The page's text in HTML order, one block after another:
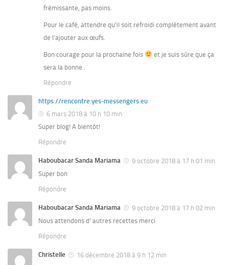
frémissante, pas moins.
Pour le café, attendre qu’il soit refroidi complètement avant
de l’ajouter aux œufs.
Bon courage pour la prochaine fois
et je suis sûre que ça
sera la bonne .
Répondre
https://rencontre.yes-messengers.eu
6 mars 2018 à 10 h 10 min
Super blog! A bientôt!
Répondre
Haboubacar Sanda Mariama
9 octobre 2018 à 17 h 01 min
Super bon
Répondre
Haboubacar Sanda Mariama
9 octobre 2018 à 17 h 02 min
Nous attendons d’ autres recettes merci
Répondre
Christelle
16 décembre 2018 à 9 h 12 min